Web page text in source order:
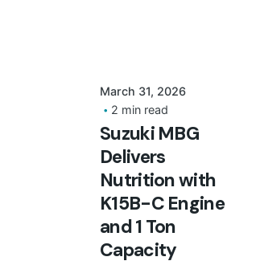
March 31, 2026
2 min read
Suzuki MBG
Delivers
Nutrition with
K15B-C Engine
and 1 Ton
Capacity